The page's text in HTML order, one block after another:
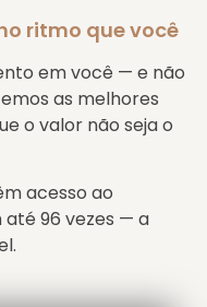
ritmo que você
em você — e não
as melhores
o valor não seja o
acesso ao
96 vezes — a